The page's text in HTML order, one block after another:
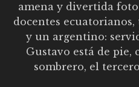
amena y divertida
docentes
y un argentino:
Gustavo está de pie,
sombrero, el